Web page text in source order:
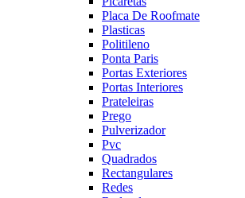
Placa De Roofmate
Plasticas
Politileno
Ponta Paris
Portas Exteriores
Portas Interiores
Prateleiras
Prego
Pulverizador
Pvc
Quadrados
Rectangulares
Redes